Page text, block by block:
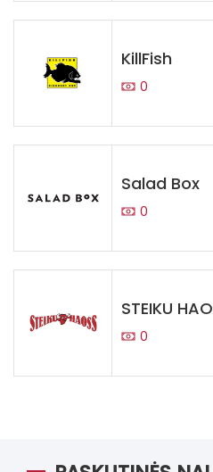
KillFish
0
Salad Box
0
STEIKU
0